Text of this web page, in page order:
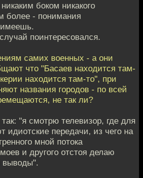
боком никакого
более - понимания
имеешь.
поинтересовался.
самих военных - а они
что "Басаев находится там-
находится там-то", при
названия городов - по всей
не так ли?
"я смотрю телевизор, где для
идиотские передачи, из чего на
мной потока
и другого отстоя делаю
выводы".